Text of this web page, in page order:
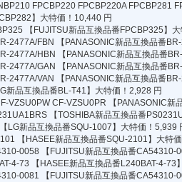
FPCBP220 FPCBP220A FPCBP281
】大特価！10,440 円
【FUJITSU新品互換品番FPCBP325】
2477A/FBN
【PANASONIC新品互換品番
2477A/HBN
【PANASONIC新品互換品番
2477A/GAN
【PANASONIC新品互換品番
2477A/VAN
【PANASONIC新品互換品番
新品互換品番BL-T41】大特価！2,928 円
VZSU0PW CF-VZSU0PR
【PANASONIC
【TOSHIBA新品互換品番
【LG新品互換品番SQU-1007】大特価！5,939
【HASEE新品互換品番SQU-2101】大特
0058
【FUJITSU新品互換品番
4-73
【HASEE新品互換品番L240BAT-4-73
0081
【FUJITSU新品互換品番